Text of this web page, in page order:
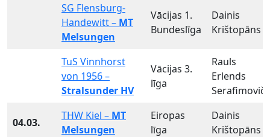
SG Flensburg-
Handewitt – MT
Melsungen
Vācijas 1.
Bundeslīga
Dainis
Krištopāns
TuS Vinnhorst
von 1956 –
Stralsunder HV
Vācijas 3.
līga
Rauls
Erlends
Serafimovičs
04.03.
THW Kiel – MT
Melsungen
Eiropas
līga
Dainis
Krištopāns